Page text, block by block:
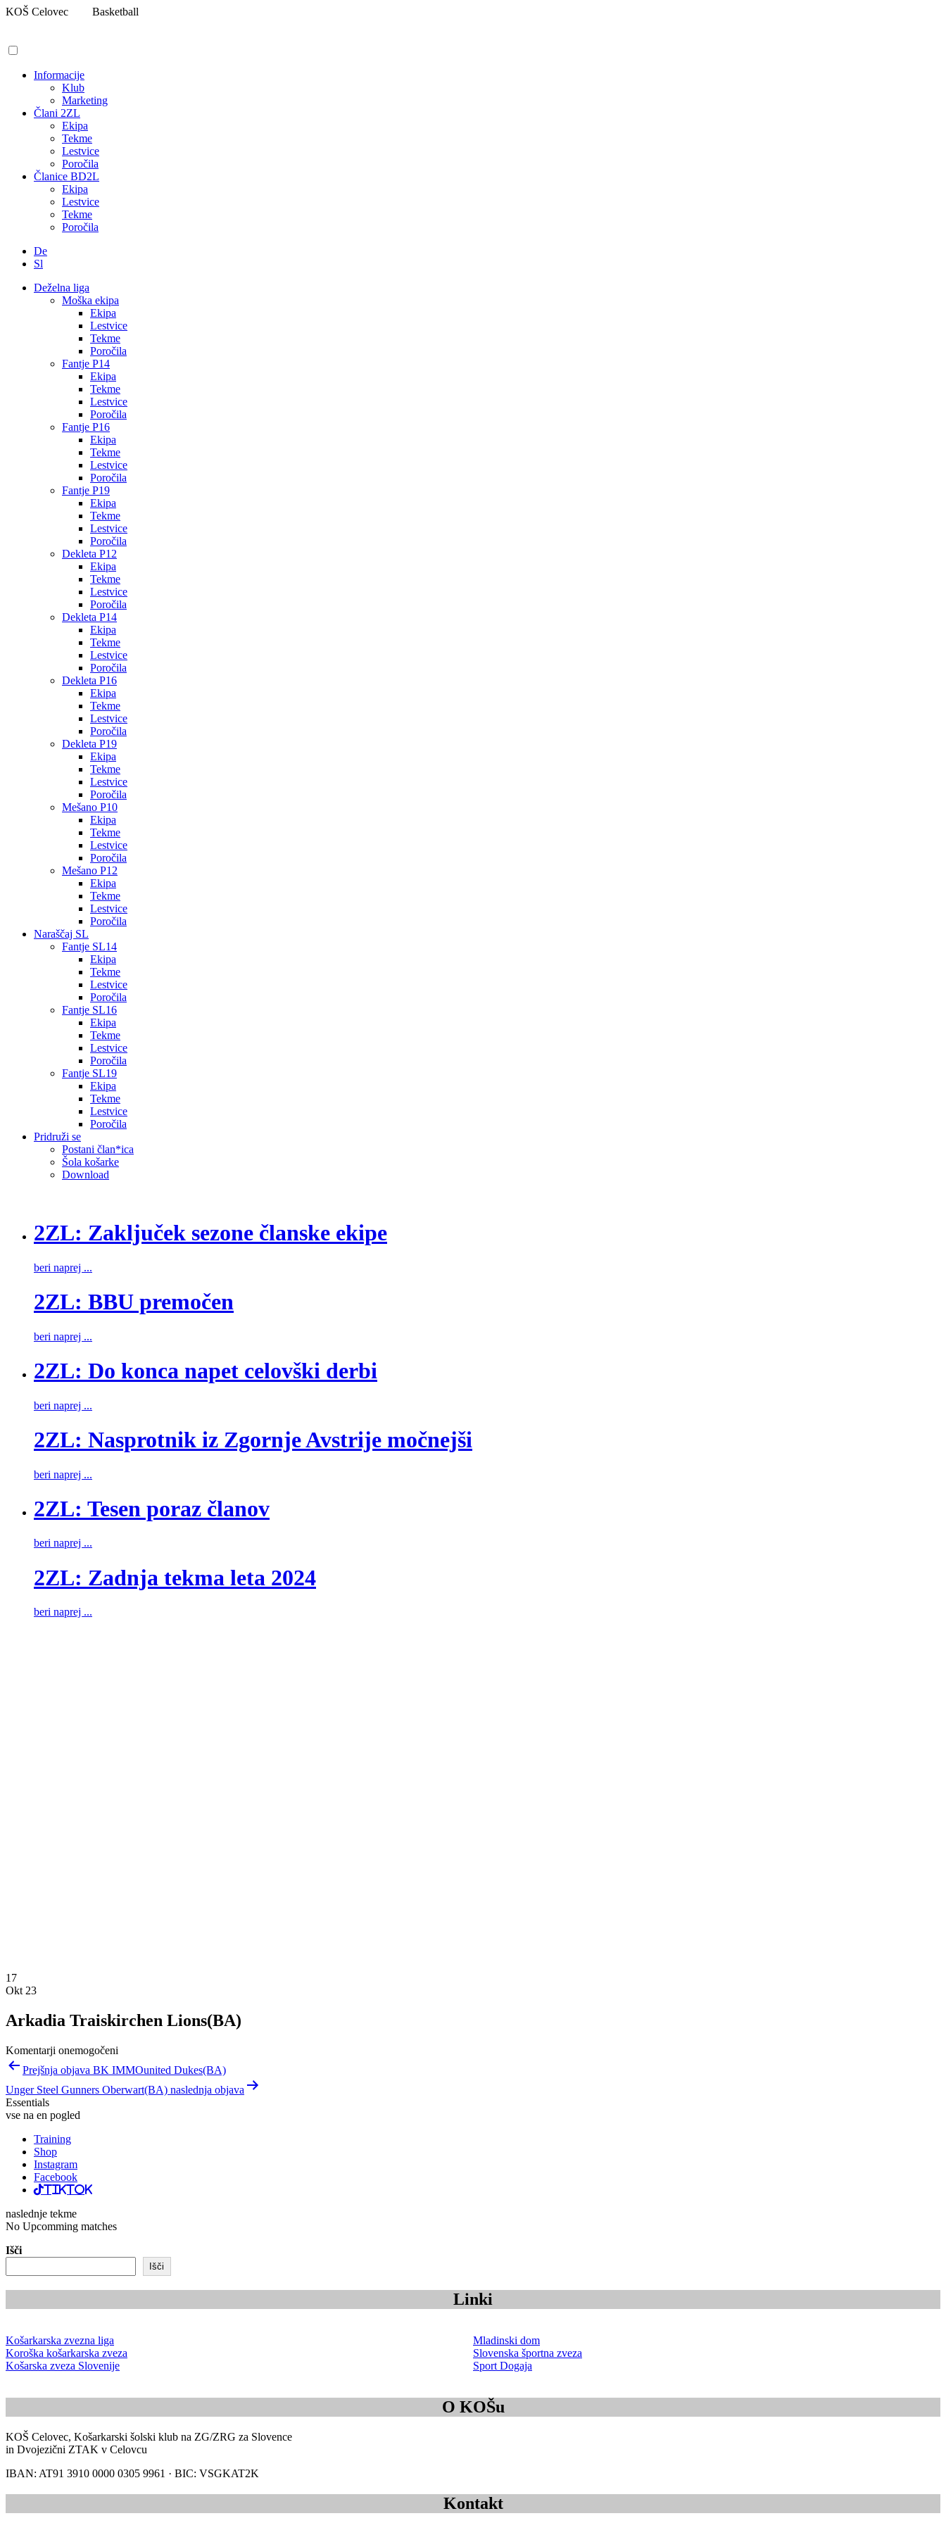
Pojdi
KOŠ Celovec Basketball
Informacije
Klub
Marketing
Člani 2ZL
Ekipa
Tekme
Lestvice
Poročila
Članice BD2L
Ekipa
Lestvice
Tekme
Poročila
De
Sl
Deželna liga
Moška ekipa
Ekipa
Lestvice
Tekme
Poročila
Fantje P14
Ekipa
Tekme
Lestvice
Poročila
Fantje P16
Ekipa
Tekme
Lestvice
Poročila
Fantje P19
Ekipa
Tekme
Lestvice
Poročila
Dekleta P12
Ekipa
Tekme
Lestvice
Poročila
Dekleta P14
Ekipa
Tekme
Lestvice
Poročila
Dekleta P16
Ekipa
Tekme
Lestvice
Poročila
Dekleta P19
Ekipa
Tekme
Lestvice
Poročila
Mešano P10
Ekipa
Tekme
Lestvice
Poročila
Mešano P12
Ekipa
Tekme
Lestvice
Poročila
Naraščaj SL
Fantje SL14
Ekipa
Tekme
Lestvice
Poročila
Fantje SL16
Ekipa
Tekme
Lestvice
Poročila
Fantje SL19
Ekipa
Tekme
Lestvice
Poročila
Pridruži se
Postani član*ica
Šola košarke
Download
2ZL: Zaključek sezone članske ekipe
beri naprej ...
2ZL: BBU premočen
beri naprej ...
2ZL: Do konca napet celovški derbi
beri naprej ...
2ZL: Nasprotnik iz Zgornje Avstrije močnejši
beri naprej ...
2ZL: Tesen poraz članov
beri naprej ...
2ZL: Zadnja tekma leta 2024
beri naprej ...
17
Okt 23
Arkadia Traiskirchen Lions(BA)
Komentarji onemogočeni
Navigacija
prispevka
Prejšnja objava BK IMMOunited Dukes(BA)
Unger Steel Gunners Oberwart(BA) naslednja objava
Essentials
vse na en pogled
Training
Shop
Instagram
Facebook
TikTok
naslednje tekme
No Upcomming matches
Išči
Išči
Linki
Košarkarska zvezna liga
Koroška košarkarska zveza
Košarska zveza Slovenije
Mladinski dom
Slovenska športna zveza
Sport Dogaja
O KOŠu
KOŠ Celovec, Košarkarski šolski klub na ZG/ZRG za Slovence
in Dvojezični ZTAK v Celovcu
IBAN: AT91 3910 0000 0305 9961 · BIC: VSGKAT2K
Kontakt